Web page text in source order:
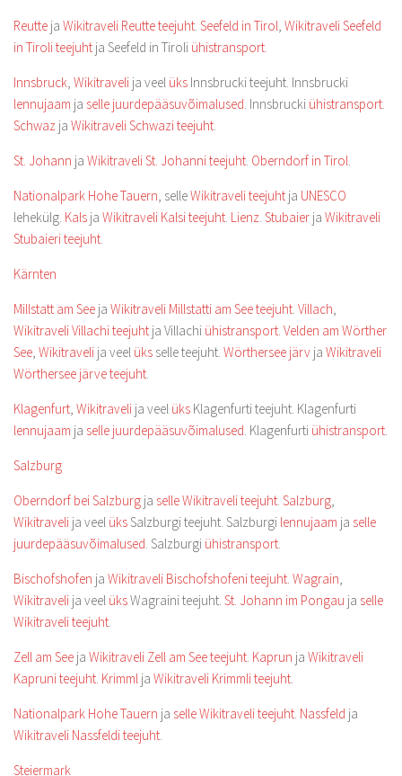
Reutte ja Wikitraveli Reutte teejuht. Seefeld in Tirol, Wikitraveli Seefeld
in Tiroli teejuht ja Seefeld in Tiroli ühistransport.
Innsbruck, Wikitraveli ja veel üks Innsbrucki teejuht. Innsbrucki
lennujaam ja selle juurdepääsuvõimalused. Innsbrucki ühistransport.
Schwaz ja Wikitraveli Schwazi teejuht.
St. Johann ja Wikitraveli St. Johanni teejuht. Oberndorf in Tirol.
Nationalpark Hohe Tauern, selleWikitraveli teejuht ja UNESCO
lehekülg. Kals ja Wikitraveli Kalsi teejuht. Lienz. Stubaier ja Wikitraveli
Stubaieri teejuht.
Kärnten
Millstatt am See ja Wikitraveli Millstatti am See teejuht. Villach,
Wikitraveli Villachi teejuht ja Villachi ühistransport. Velden am Wörther
See, Wikitraveli ja veel üks selle teejuht. Wörthersee järv ja Wikitraveli
Wörthersee järve teejuht.
Klagenfurt, Wikitraveli ja veel üks Klagenfurti teejuht. Klagenfurti
lennujaam ja selle juurdepääsuvõimalused. Klagenfurti ühistransport.
Salzburg
Oberndorf bei Salzburg ja selle Wikitraveli teejuht. Salzburg,
Wikitraveli ja veel üksSalzburgi teejuht. Salzburgi lennujaam ja selle
juurdepääsuvõimalused. Salzburgi ühistransport.
Bischofshofen ja Wikitraveli Bischofshofeni teejuht. Wagrain,
Wikitraveli ja veel üksWagraini teejuht. St. Johann im Pongau ja selle
Wikitraveli teejuht.
Zell am See ja Wikitraveli Zell am See teejuht. Kaprun ja Wikitraveli
Kapruni teejuht. Krimml ja Wikitraveli Krimmli teejuht.
Nationalpark Hohe Tauern ja selle Wikitraveli teejuht. Nassfeld ja
Wikitraveli Nassfeldi teejuht.
Steiermark